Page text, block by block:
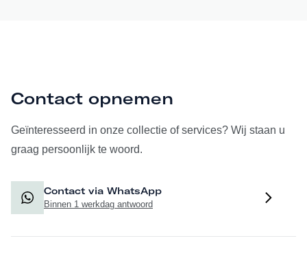
Contact opnemen
Geïnteresseerd in onze collectie of services? Wij staan u
graag persoonlijk te woord.
Contact via WhatsApp
Binnen 1 werkdag antwoord